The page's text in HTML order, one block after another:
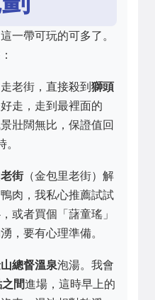
一帶可玩的可多了。
老街，直接殺到 獅頭
走，走到最裡面的
壯闊無比，保證值回
街（金包里老街）解
肉，我私心推薦試試
或者買個「藷童瑤」
，要有心理準備。
總督溫泉泡湯。我會
間進場，這時早上的